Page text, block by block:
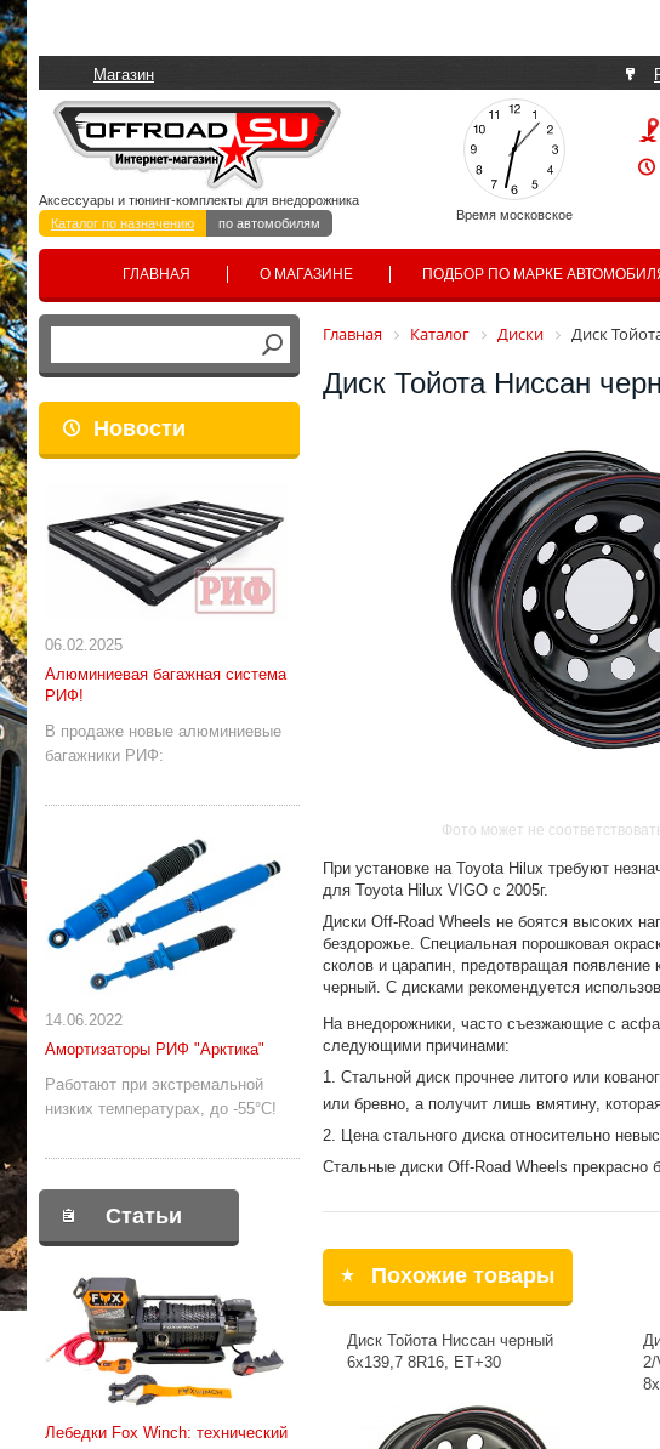
Магазин
Время московское
Аксессуары и тюнинг-комплекты для внедорожника
Каталог по назначению
по автомобилям
ГЛАВНАЯ О МАГАЗИНЕ ПОДБОР ПО МАРКЕ
Новости
06.02.2025
Алюминиевая багажная система
РИФ!
В продаже новые алюминиевые
багажники РИФ:
14.06.2022
Амортизаторы РИФ "Арктика"
Работают при экстремальной
низких температурах, до -55°С!
Статьи
Лебедки Fox Winch: технический
Главная Каталог Диски Диск
Диск Тойота Ниссан
Фото может не
При установке на Toyota Hilux требуют
для Toyota Hilux VIGO с 2005г.
Диски Off-Road Wheels не боятся высоких
бездорожье. Специальная порошковая
сколов и царапин, предотвращая
черный. С дисками рекомендуется
На внедорожники, часто съезжающие с
следующими причинами:
1. Стальной диск прочнее литого или
или бревно, а получит лишь вмятину,
2. Цена стального диска относительно
Стальные диски Off-Road Wheels прекрасно
Похожие товары
Диск Тойота Ниссан черный
6x139,7 8R16, ET+30